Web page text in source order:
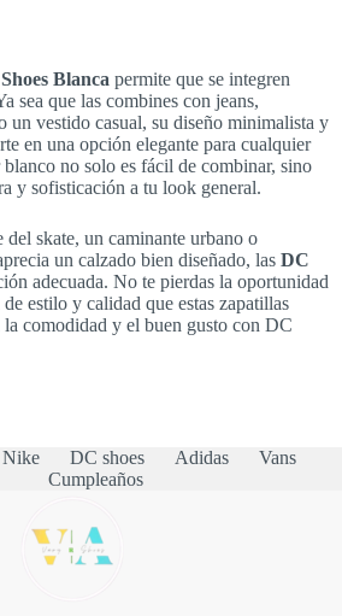
Blanca permite que se integren
sea que las combines con jeans,
un vestido casual, su diseño minimalista y
en una opción elegante para cualquier
no solo es fácil de combinar, sino
y sofisticación a tu look general.
del skate, un caminante urbano o
un calzado bien diseñado, las DC
adecuada. No te pierdas la oportunidad
estilo y calidad que estas zapatillas
la comodidad y el buen gusto con DC
Nike DC shoes Adidas
Vans
Cumpleaños